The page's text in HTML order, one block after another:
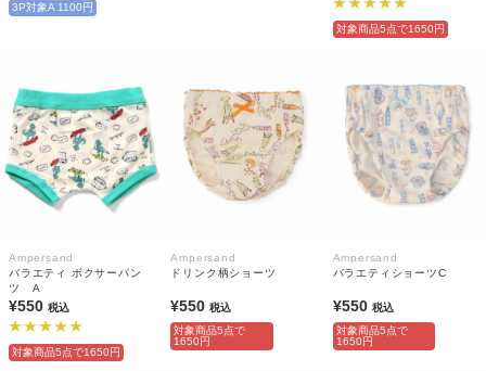
3P対象A 1100円
対象商品5点で1650円
Ampersand
バラエティ ボクサーパン
ツ A
¥550 税込
対象商品5点で1650円
Ampersand
ドリンク柄ショーツ
¥550税込
対象商品5点で
1650円
Ampersand
バラエティショーツC
¥550 税込
対象商品5点で
1650円